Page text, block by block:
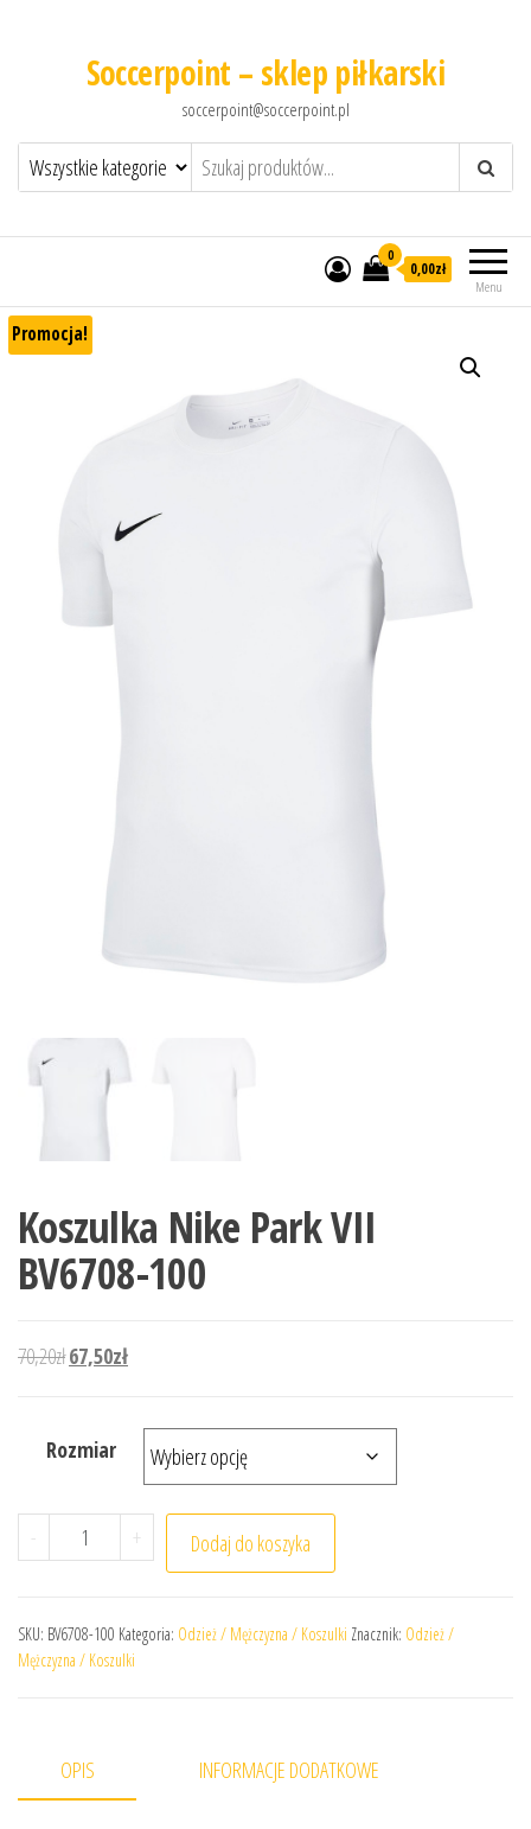
Soccerpoint – sklep piłkarski
soccerpoint@soccerpoint.pl
Menu
0
0,00zł
Promocja!
Koszulka Nike Park VII
BV6708-100
70,20złPierwotna cena wynosiła: 70,20zł.
67,50złAktualna cena wynosi: 67,50zł.
Rozmiar
- ilość Koszulka Nike Park VII BV6708-100
+ Dodaj do koszyka
SKU: BV6708-100 Kategoria: Odzież / Mężczyzna / Koszulki Znacznik: Odzież /
Mężczyzna / Koszulki
OPIS INFORMACJE DODATKOWE